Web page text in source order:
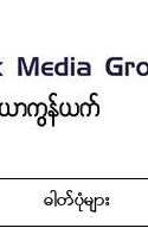
ဓါတ်ပုံများ